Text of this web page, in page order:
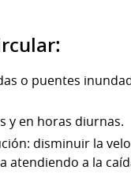
o puentes
y en horas diurnas.
disminuir la
atendiendo a la